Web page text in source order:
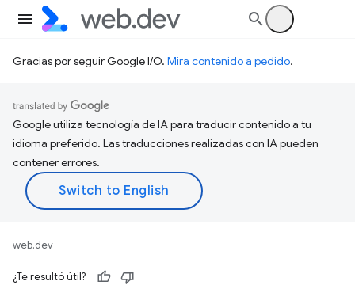
Gracias por seguir Google I/O. Mira contenido a pedido.
Google utiliza tecnología de IA para traducir contenido a tu
idioma preferido. Las traducciones realizadas con IA pueden
contener errores.
web.dev
¿Te resultó útil?